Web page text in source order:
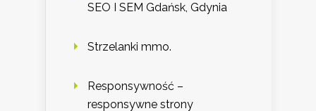
SEO I SEM Gdańsk, Gdynia
Strzelanki mmo.
Responsywność –
responsywne strony